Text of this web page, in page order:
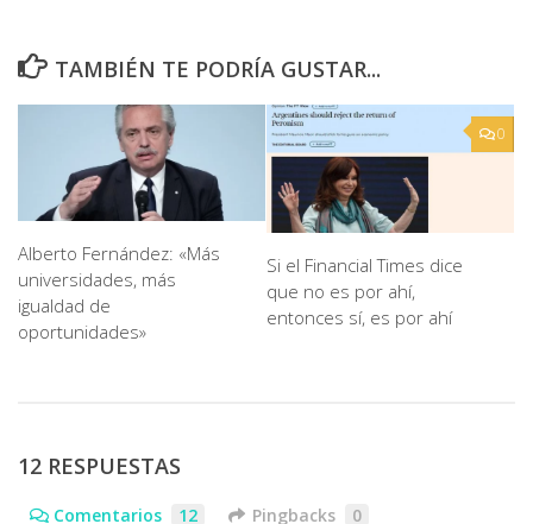
TAMBIÉN TE PODRÍA GUSTAR...
Alberto Fernández: «Más
universidades, más
igualdad de
oportunidades»
0
Si el Financial Times dice
que no es por ahí,
entonces sí, es por ahí
12 RESPUESTAS
Comentarios 12 Pingbacks 0